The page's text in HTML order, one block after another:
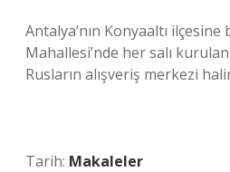
Antalya’nın Konyaaltı ilçesine
Mahallesi’nde her salı kurulan
Rusların alışveriş merkezi
Tarih: Makaleler